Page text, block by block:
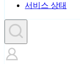
서비스 상태